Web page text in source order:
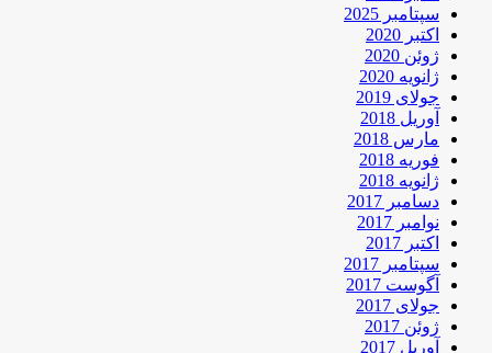
سپتامبر 2025
اکتبر 2020
ژوئن 2020
ژانویه 2020
جولای 2019
آوریل 2018
مارس 2018
فوریه 2018
ژانویه 2018
دسامبر 2017
نوامبر 2017
اکتبر 2017
سپتامبر 2017
آگوست 2017
جولای 2017
ژوئن 2017
آوریل 2017